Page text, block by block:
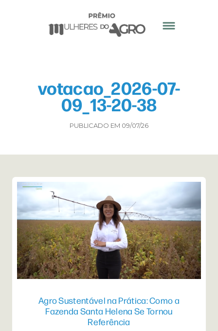
votacao_2026-07-
09_13-20-38
PUBLICADO EM 09/07/26
Agro Sustentável na Prática: Como a
Fazenda Santa Helena Se Tornou
Referência